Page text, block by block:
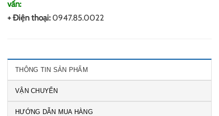
vấn:
+ Điện thoại: 0947.85.0022
THÔNG TIN SẢN PHẨM
VẬN CHUYỂN
HƯỚNG DẪN MUA HÀNG